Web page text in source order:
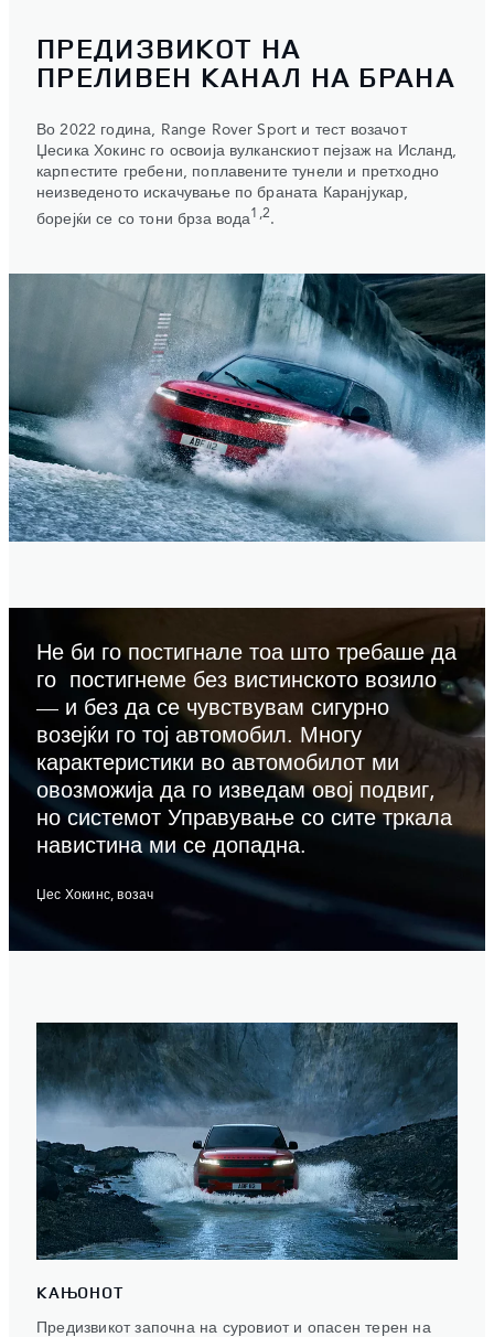
ПРЕДИЗВИКОТ НА
ПРЕЛИВЕН КАНАЛ НА БРАНА
Во 2022 година, Range Rover Sport и тест возачот
Џесика Хокинс го освоија вулканскиот пејзаж на Исланд,
карпестите гребени, поплавените тунели и претходно
неизведеното искачување по браната Каранјукар,
борејќи се со тони брза вода1,2.
Не би го постигнале тоа што требаше да
го постигнеме без вистинското возило
— и без да се чувствувам сигурно
возејќи го тој автомобил. Многу
карактеристики во автомобилот ми
овозможија да го изведам овој подвиг,
но системот Управување со сите тркала
навистина ми се допадна.
Џес Хокинс, возач
КАЊОНОТ
Предизвикот започна на суровиот и опасен терен на